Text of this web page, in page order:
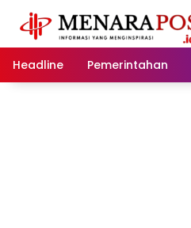
konten
Headline
Pemerintahan